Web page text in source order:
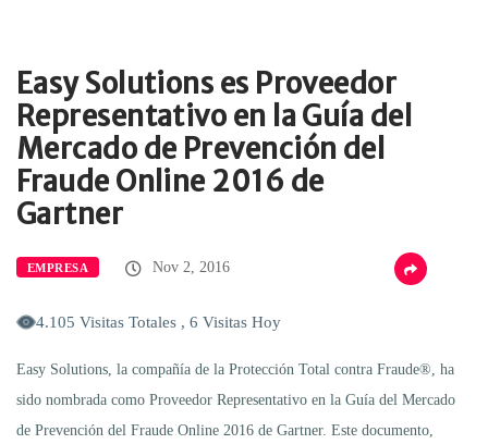
Easy Solutions es Proveedor
Representativo en la Guía del
Mercado de Prevención del
Fraude Online 2016 de
Gartner
EMPRESA Nov 2, 2016
4.105 Visitas Totales , 6 Visitas Hoy
Easy Solutions, la compañía de la Protección Total contra Fraude®, ha
sido nombrada como Proveedor Representativo en la Guía del Mercado
de Prevención del Fraude Online 2016 de Gartner. Este documento,